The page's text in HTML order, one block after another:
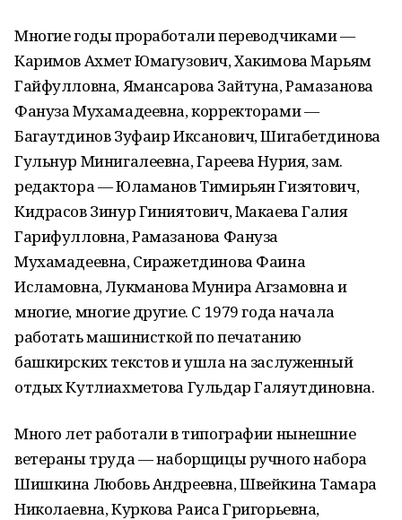
Многие годы проработали переводчиками —
Каримов Ахмет Юмагузович, Хакимова Марьям
Гайфулловна, Ямансарова Зайтуна, Рамазанова
Фануза Мухамадеевна, корректорами —
Багаутдинов Зуфаир Иксанович, Шигабетдинова
Гульнур Минигалеевна, Гареева Нурия, зам.
редактора — Юламанов Тимирьян Гизятович,
Кидрасов Зинур Гиниятович, Макаева Галия
Гарифулловна, Рамазанова Фануза
Мухамадеевна, Сиражетдинова Фаина
Исламовна, Лукманова Мунира Агзамовна и
многие, многие другие. С 1979 года начала
работать машинисткой по печатанию
башкирских текстов и ушла на заслуженный
отдых Кутлиахметова Гульдар Галяутдиновна.
Много лет работали в типографии нынешние
ветераны труда — наборщицы ручного набора
Шишкина Любовь Андреевна, Швейкина Тамара
Николаевна, Куркова Раиса Григорьевна,